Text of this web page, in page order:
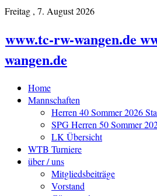
Freitag , 7. August 2026
www.tc-rw-wangen.de
wangen.de
Home
Mannschaften
Herren 40 Sommer 2026
SPG Herren 50 Sommer
LK Übersicht
WTB Turniere
über / uns
Mitgliedsbeiträge
Vorstand